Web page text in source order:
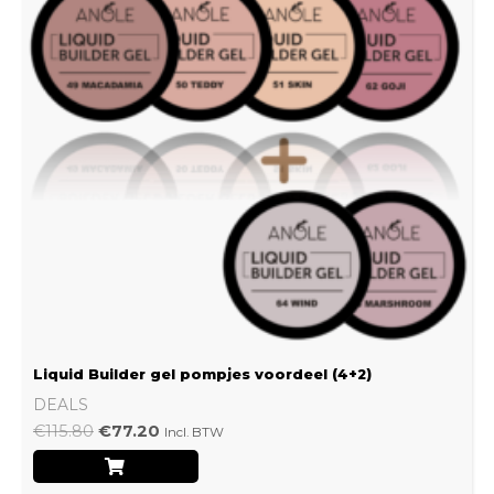
Liquid Builder gel pompjes voordeel (4+2)
DEALS
€115.80 €77.20 Incl. BTW